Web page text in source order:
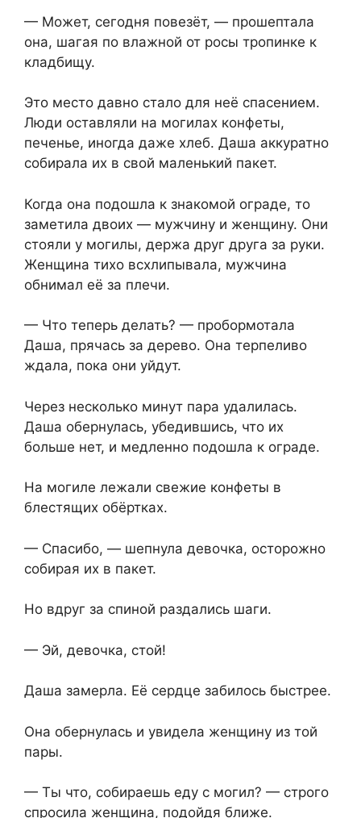
— Может, сегодня повезёт, — прошептала
она, шагая по влажной от росы тропинке к
кладбищу.
Это место давно стало для неё спасением.
Люди оставляли на могилах конфеты,
печенье, иногда даже хлеб. Даша аккуратно
собирала их в свой маленький пакет.
Когда она подошла к знакомой ограде,⁨ то
заметила двоих — мужчину и женщину. Они
стояли у могилы,⁨ держа друг друга за руки.
Женщина тихо всхлипывала, мужчина
обнимал её за плечи.
— Что теперь делать? — пробормотала
Даша,⁨ прячась за дерево. Она терпеливо
ждала, пока они уйдут.
Через несколько минут пара удалилась.
Даша обернулась,⁨ убедившись, что их
больше нет, и медленно подошла к ограде.
На могиле лежали свежие конфеты в
блестящих обёртках.
— Спасибо, — шепнула девочка, осторожно
собирая их в пакет.
Но вдруг за спиной раздались шаги.
— Эй, девочка, стой!
Даша замерла. Её сердце забилось быстрее.
Она обернулась и увидела женщину из той
пары.
— Ты что, собираешь еду с могил? — строго
спросила женщина, подойдя ближе.